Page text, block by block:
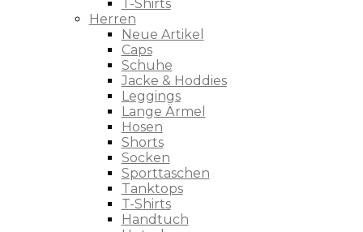
T-Shirts
Herren
Neue Artikel
Caps
Schuhe
Jacke & Hoddies
Leggings
Lange Ärmel
Hosen
Shorts
Socken
Sporttaschen
Tanktops
T-Shirts
Handtuch